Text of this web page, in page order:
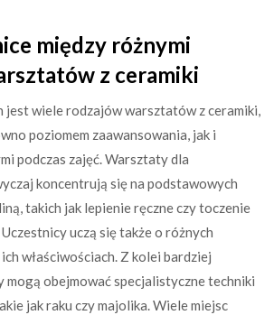
między różnymi
z ceramiki
jest wiele rodzajów warsztatów z ceramiki,
poziomem zaawansowania, jak i
podczas zajęć. Warsztaty dla
koncentrują się na podstawowych
takich jak lepienie ręczne czy toczenie
uczą się także o różnych
właściwościach. Z kolei bardziej
mogą obejmować specjalistyczne techniki
jak raku czy majolika. Wiele miejsc